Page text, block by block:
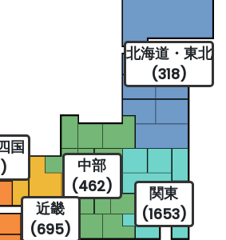
北海道・東北
(318)
関東
(1653)
中部
(462)
近畿
(695)
国